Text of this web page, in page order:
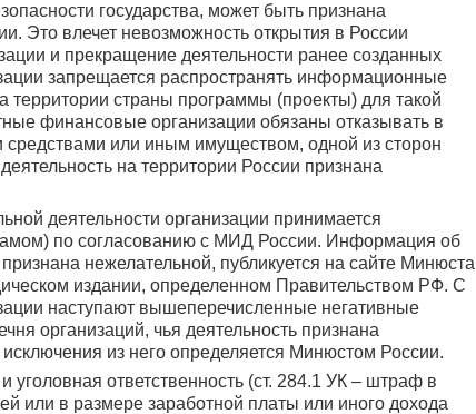
государства, может быть признана
Это влечет невозможность открытия в России
и прекращение деятельности ранее созданных
запрещается распространять информационные
территории страны программы (проекты) для такой
финансовые организации обязаны отказывать в
или иным имуществом, одной из сторон
на территории России признана
деятельности организации принимается
по согласованию с МИД России. Информация об
нежелательной, публикуется на сайте Минюста
издании, определенном Правительством РФ. С
наступают вышеперечисленные негативные
организаций, чья деятельность признана
из него определяется Минюстом России.
уголовная ответственность (ст. 284.1 УК – штраф в
или в размере заработной платы или иного дохода